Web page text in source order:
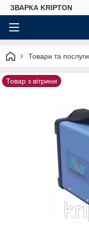
ЗВАРКА KRIPTON
Товари та послуги
Товар з вітрини